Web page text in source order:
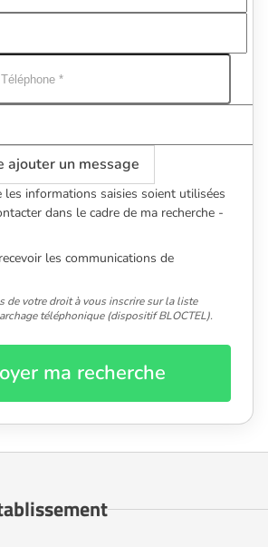
ajouter un message
les informations saisies soient utilisées
dans le cadre de ma recherche -
les communications de
de votre droit à vous inscrire sur la liste
téléphonique (dispositif BLOCTEL).
ma recherche